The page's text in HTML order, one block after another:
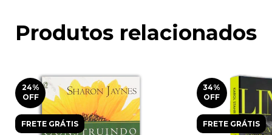
Produtos relacionados
24%
OFF
FRETE GRÁTIS
34%
OFF
FRETE GRÁTIS